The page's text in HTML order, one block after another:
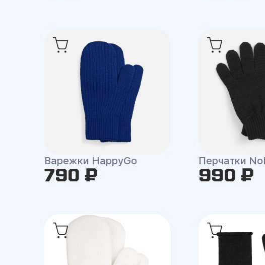
Варежки HappyGo
790 ₽
Перчатки
990 ₽